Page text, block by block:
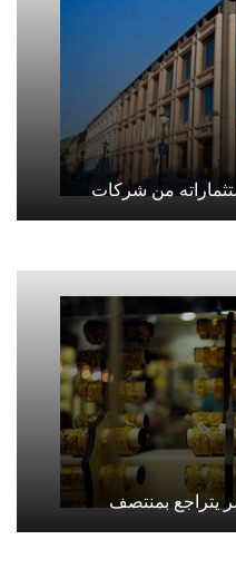
من شركات
يتراجع بمنتصف